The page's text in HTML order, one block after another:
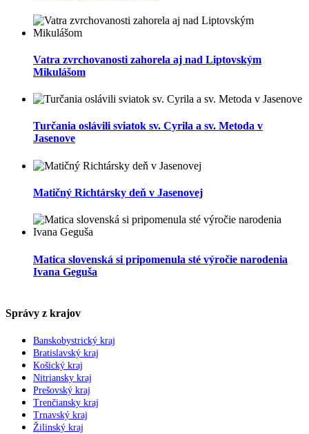
Vatra zvrchovanosti zahorela aj nad Liptovským
Mikulášom
Turčania oslávili sviatok sv. Cyrila a sv. Metoda v
Jasenove
Matičný Richtársky deň v Jasenovej
Matica slovenská si pripomenula sté výročie narodenia
Ivana Geguša
Správy z krajov
Banskobystrický kraj
Bratislavský kraj
Košický kraj
Nitriansky kraj
Prešovský kraj
Trenčiansky kraj
Trnavský kraj
Žilinský kraj